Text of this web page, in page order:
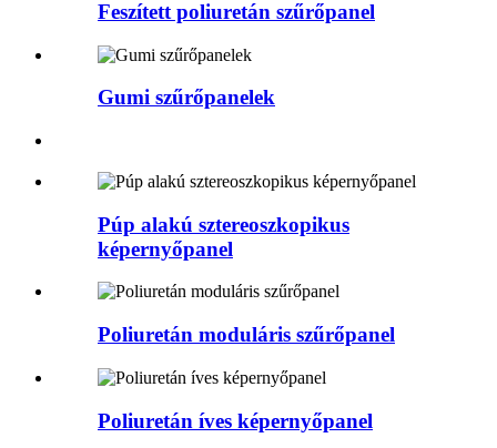
Feszített poliuretán szűrőpanel
Gumi szűrőpanelek
Púp alakú sztereoszkopikus
képernyőpanel
Poliuretán moduláris szűrőpanel
Poliuretán íves képernyőpanel